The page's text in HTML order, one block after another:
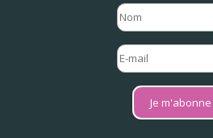
Je m'abonne